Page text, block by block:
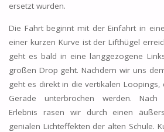
ersetzt wurden.
Die Fahrt beginnt mit der Einfahrt in
einer kurzen Kurve ist der Lifthügel
geht es bald in eine langgezogene
großen Drop geht. Nachdem wir uns
geht es direkt in die vertikalen
Gerade unterbrochen werden. Nach
Erlebnis rasen wir durch einen
genialen Lichteffekten der alten Schule.